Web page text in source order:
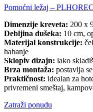
Pomoćni ležaj –
Dimenzije kreveta: 200 x
Debljina dušeka: 10 cm,
Materijal konstrukcije:
habanje
Sklopiv dizajn: lako
Brza montaža: postavlja
Praktičnost: idealan za
privremeni smeštaj,
Zatraži ponudu